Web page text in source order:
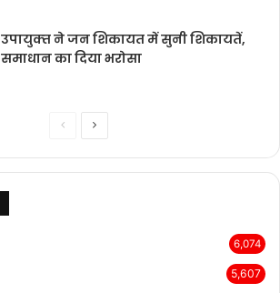
उपायुक्‍त ने जन शिकायत में सुनी शिकायतें,
समाधान का दिया भरोसा
PreviousNext
6,074
5,607